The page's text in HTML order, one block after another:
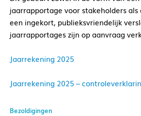
jaarrapportage voor stakeholders als
een ingekort, publieksvriendelijk
jaarrapportages zijn op aanvraag
Jaarrekening 2025
Jaarrekening 2025 –
Bezoldigingen